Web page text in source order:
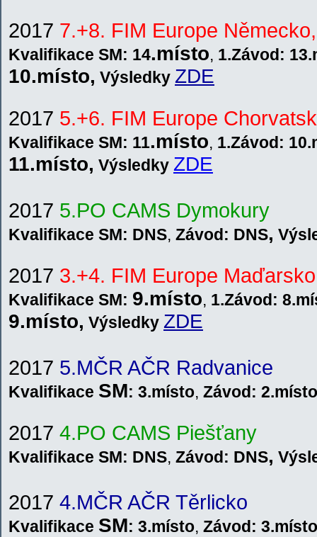
2017 7.+8. FIM Europe
Kvalifikace SM: 14.místo, 1.Závod:
10.místo, Výsledky ZDE
2017 5.+6. FIM Europe
Kvalifikace SM: 11.místo, 1.Závod:
11.místo, Výsledky ZDE
2017 5.PO CAMS Dymokury
Kvalifikace SM: DNS, Závod: DNS, V
2017 3.+4. FIM Europe
Kvalifikace SM: 9.místo, 1.Závod:
9.místo, Výsledky ZDE
2017 5.MČR AČR Radvanice
Kvalifikace SM: 3.místo, Závod: 2.místo
2017 4.PO CAMS Piešťany
Kvalifikace SM: DNS, Závod: DNS, V
2017 4.MČR AČR Těrlicko
Kvalifikace SM: 3.místo, Závod: 3.místo